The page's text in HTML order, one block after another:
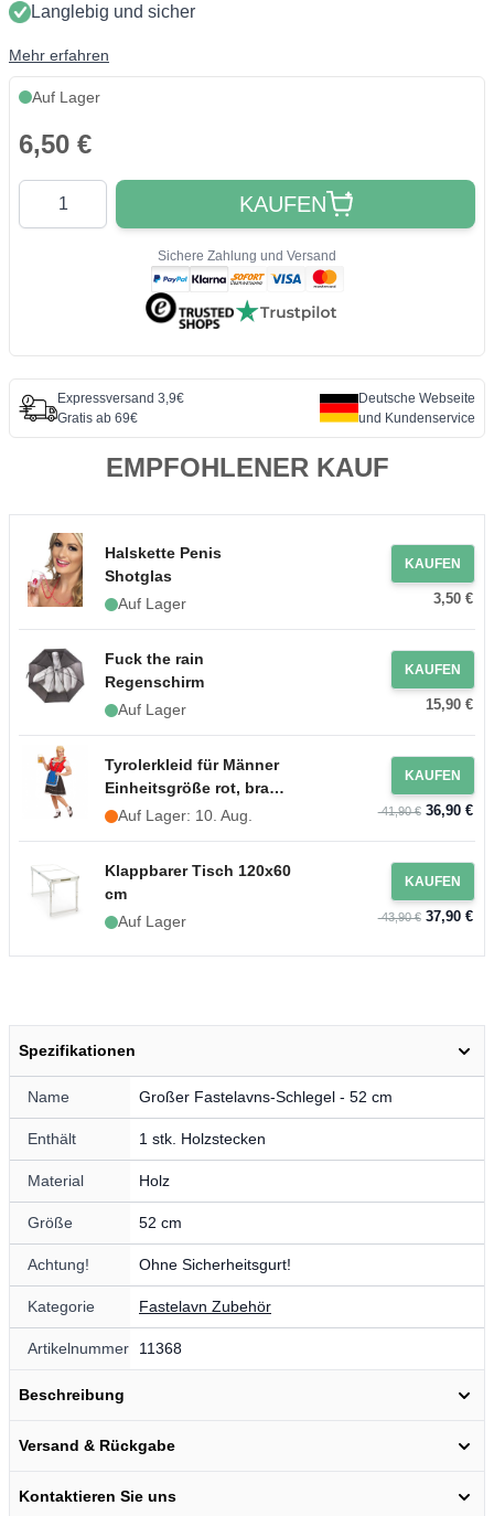
Langlebig und sicher
Mehr erfahren
Auf Lager
6,50 €
Quantity
KAUFEN
Sichere Zahlung und Versand
Expressversand 3,9€
Gratis ab 69€
Deutsche Webseite
und Kundenservice
EMPFOHLENER KAUF
Halskette Penis
Shotglas
Auf Lager
KAUFEN
3,50 €
Fuck the rain
Regenschirm
Auf Lager
KAUFEN
15,90 €
Tyrolerkleid für Männer
Einheitsgröße rot, braun
und blau
Auf Lager: 10. Aug.
KAUFEN
41,90 €36,90 €
Klappbarer Tisch 120x60
cm
Auf Lager
KAUFEN
43,90 €37,90 €
Spezifikationen
Name Großer Fastelavns-Schlegel - 52 cm
Enthält 1 stk. Holzstecken
Material Holz
Größe 52 cm
Achtung! Ohne Sicherheitsgurt!
Kategorie Fastelavn Zubehör
Artikelnummer 11368
Beschreibung
Versand & Rückgabe
Kontaktieren Sie uns